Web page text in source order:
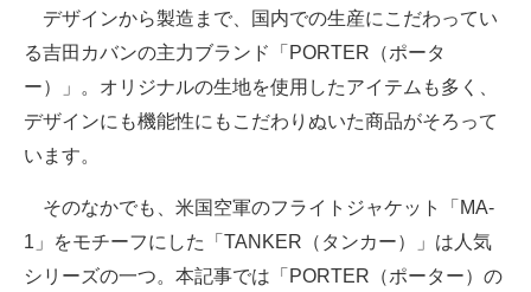
ITの今と未来を見通す
スマホと通信の最新トレンド
好きが集まる 比べて選べる
ビジネスと働き方のヒント
デザインから製造まで、国内での生産にこだわってい
る吉田カバンの主力ブランド「PORTER（ポータ
ー）」。オリジナルの生地を使用したアイテムも多く、
デザインにも機能性にもこだわりぬいた商品がそろって
います。
そのなかでも、米国空軍のフライトジャケット「MA-
1」をモチーフにした「TANKER（タンカー）」は人気
シリーズの一つ。本記事では「PORTER（ポーター）の